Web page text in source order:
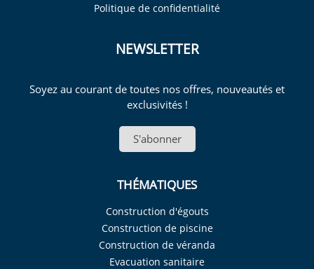
Politique de confidentialité
NEWSLETTER
Soyez au courant de toutes nos offres, nouveautés et
exclusivités !
S'abonner
THÉMATIQUES
Construction d'égouts
Construction de piscine
Construction de véranda
Evacuation sanitaire